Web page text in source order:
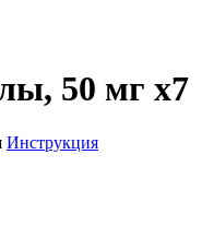
50 мг x7
Инструкция